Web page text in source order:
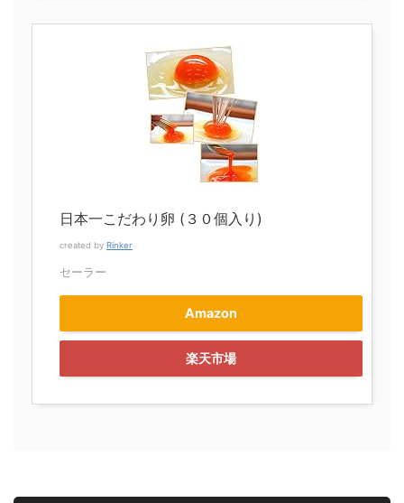
日本一こだわり卵 (３０個入り)
created by Rinker
セーラー
Amazon
楽天市場